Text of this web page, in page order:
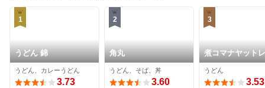
1
うどん 錦
うどん、カレーうどん
3.73
2
角丸
うどん、そば、丼
3.60
3
煮コマナヤット
うどん
3.53